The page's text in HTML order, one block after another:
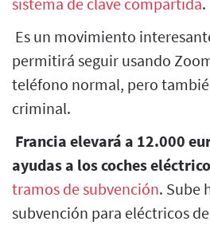
Es un movimiento
permitirá seguir usando
teléfono normal, pero
criminal.
Francia elevará a 12.000
ayudas a los coches
tramos de subvención. Sube
subvención para eléctricos